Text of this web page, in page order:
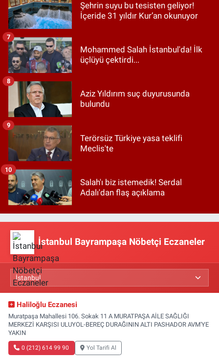
Şehrin suyu bu tesisten geliyor!
İçeride 31 yıldır Kur’an okunuyor
Mohammed Salah İstanbul'da! İlk
üçlüyü çektirdi...
7
Aziz Yıldırım suç duyurusunda
bulundu
8
Terörsüz Türkiye yasa teklifi
Meclis'te
9
Salah'ı biz istemedik! Serdal
Adalı'dan flaş açıklama
10
İstanbul Bayrampaşa Nöbetçi Eczaneler
Haliloğlu Eczanesi
Muratpaşa Mahallesi 106. Sokak 11 A MURATPAŞA AİLE SAĞLIĞI
MERKEZİ KARŞISI ULUYOL-BEREÇ DURAĞININ ALTI PASHADOR AVM'YE
YAKIN
0 (212) 614 99 90 Yol Tarifi Al